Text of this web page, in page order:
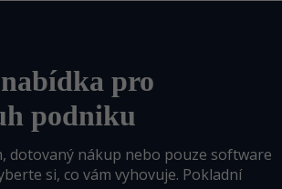
pro
podniku
dotovaný nákup nebo pouze software
si, co vám vyhovuje. Pokladní